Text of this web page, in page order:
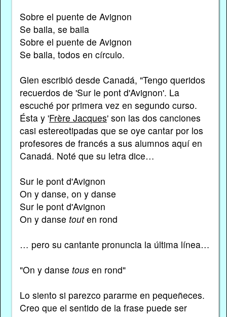
Sobre el puente de Avignon
Se baila, se baila
Sobre el puente de Avignon
Se baila, todos en círculo.
Glen escribió desde Canadá, "Tengo queridos
recuerdos de 'Sur le pont d'Avignon'. La
escuché por primera vez en segundo curso.
Ésta y 'Frère Jacques' son las dos canciones
casi estereotipadas que se oye cantar por los
profesores de francés a sus alumnos aquí en
Canadá. Noté que su letra dice…
Sur le pont d'Avignon
On y danse, on y danse
Sur le pont d'Avignon
On y danse touten rond
… pero su cantante pronuncia la última línea…
"On y danse tousen rond"
Lo siento si parezco pararme en pequeñeces.
Creo que el sentido de la frase puede ser